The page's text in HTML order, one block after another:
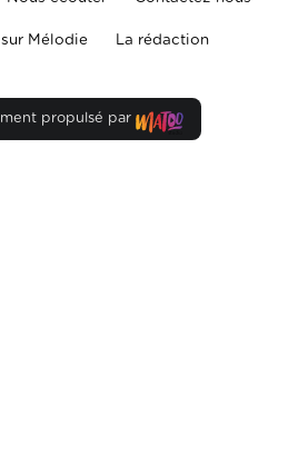
Mélodie La rédaction
propulsé par